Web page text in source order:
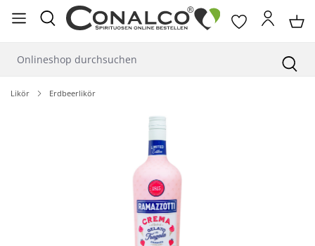
springen
Likör Erdbeerlikör